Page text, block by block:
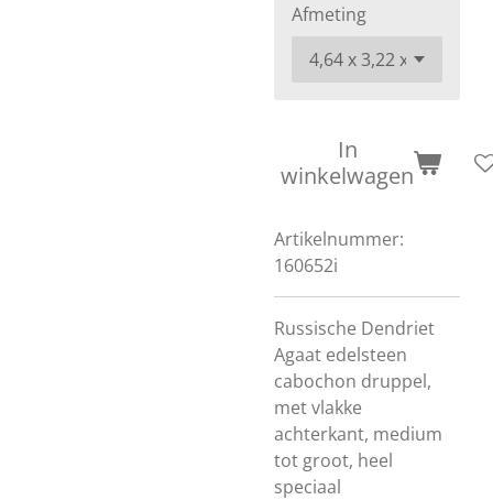
Afmeting
In
winkelwagen
Artikelnummer:
160652i
Russische Dendriet
Agaat edelsteen
cabochon druppel,
met vlakke
achterkant, medium
tot groot, heel
speciaal